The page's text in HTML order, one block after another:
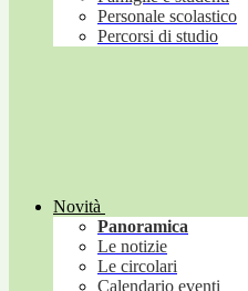
Personale scolastico
Percorsi di studio
Novità
Panoramica
Le notizie
Le circolari
Calendario eventi